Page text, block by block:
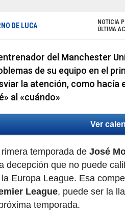
DE LUCA NOTICIA
ÚLTIMA
del Manchester
de su equipo en el
la atención, como hacía
al «cuándo»
Ver
rimera temporada de José
decepción que no puede
Europa League. Esa
League, puede ser la
temporada.